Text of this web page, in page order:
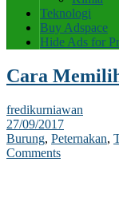
Teknologi
Buy Adspace
Hide Ads for
Cara
fredikurniawan
27/09/2017
Burung, Peternakan,
Comments